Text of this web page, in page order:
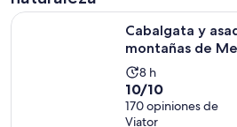
Cabalgata y
montañas de
La
actividad
dura
8 h
10.0
de
10/10
170 opiniones de
Viator
Cabalgata y asado en las montañas